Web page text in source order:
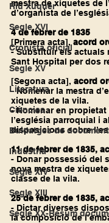
Riu Xúquer
Segle XVI
Cronista oficial
Segle XV
Literatura
Ciències
Buidatges de
Indústria
Segle XIV
Segle XIII
Segle XX-Resum
mestra de xiquetes de
d’organista de
4 de febrer de 1835
[Primera acta], acord
- Substituir els actuals
Sant Hospital per dos
[Segona acta], acord
- Nomenar la mestra
xiquetes de la vila.
- Nomenar en propietat
l’església parroquial i
disposicions sobre
11 de febrer de 1835,
- Donar possessió del
nova mestra de
classe de la vila.
25 de febrer de 1835,
- Dictar diverses
la composició de